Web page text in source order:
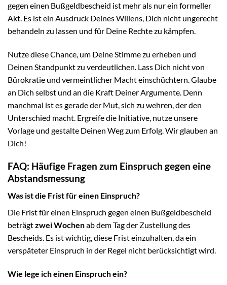
gegen einen Bußgeldbescheid ist mehr als nur ein formeller
Akt. Es ist ein Ausdruck Deines Willens, Dich nicht ungerecht
behandeln zu lassen und für Deine Rechte zu kämpfen.
Nutze diese Chance, um Deine Stimme zu erheben und
Deinen Standpunkt zu verdeutlichen. Lass Dich nicht von
Bürokratie und vermeintlicher Macht einschüchtern. Glaube
an Dich selbst und an die Kraft Deiner Argumente. Denn
manchmal ist es gerade der Mut, sich zu wehren, der den
Unterschied macht. Ergreife die Initiative, nutze unsere
Vorlage und gestalte Deinen Weg zum Erfolg. Wir glauben an
Dich!
FAQ: Häufige Fragen zum Einspruch gegen eine
Abstandsmessung
Was ist die Frist für einen Einspruch?
Die Frist für einen Einspruch gegen einen Bußgeldbescheid
beträgtzwei Wochenab dem Tag der Zustellung des
Bescheids. Es ist wichtig, diese Frist einzuhalten, da ein
verspäteter Einspruch in der Regel nicht berücksichtigt wird.
Wie lege ich einen Einspruch ein?